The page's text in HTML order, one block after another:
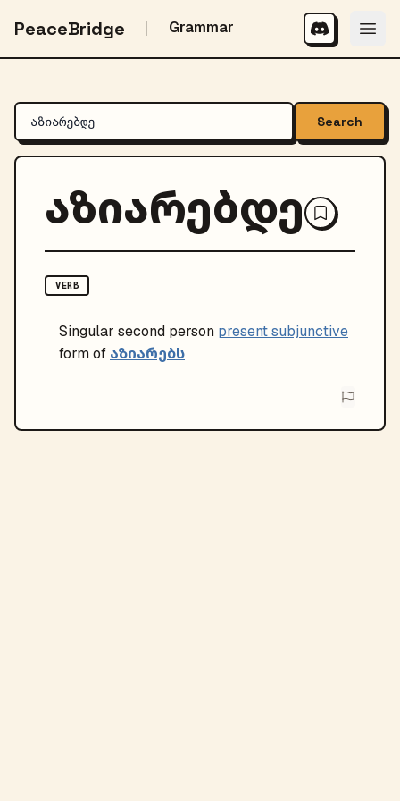
PeaceBridge Grammar
Search
აზიარებდე
VERB
Singular second person present subjunctive
form of აზიარებს